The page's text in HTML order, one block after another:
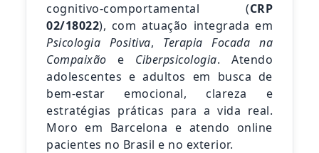
cognitivo-comportamental (CRP
02/18022), com atuação integrada em
Psicologia Positiva, Terapia Focada na
Compaixão e Ciberpsicologia. Atendo
adolescentes e adultos em busca de
bem-estar emocional, clareza e
estratégias práticas para a vida real.
Moro em Barcelona e atendo online
pacientes no Brasil e no exterior.